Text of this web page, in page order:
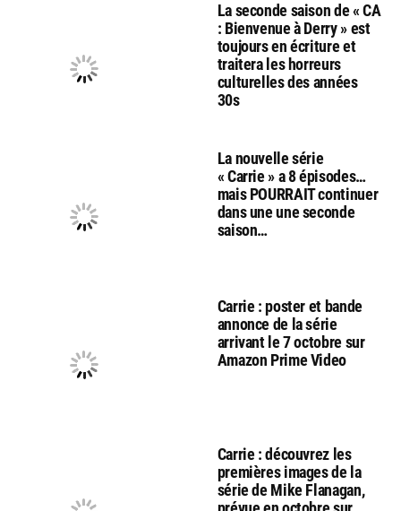
La seconde saison de « CA
: Bienvenue à Derry » est
toujours en écriture et
traitera les horreurs
culturelles des années
30s
La nouvelle série
« Carrie » a 8 épisodes…
mais POURRAIT continuer
dans une une seconde
saison…
Carrie : poster et bande
annonce de la série
arrivant le 7 octobre sur
Amazon Prime Video
Carrie : découvrez les
premières images de la
série de Mike Flanagan,